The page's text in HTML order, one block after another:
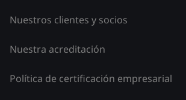
Nuestros clientes y socios
Nuestra acreditación
Política de certificación empresarial